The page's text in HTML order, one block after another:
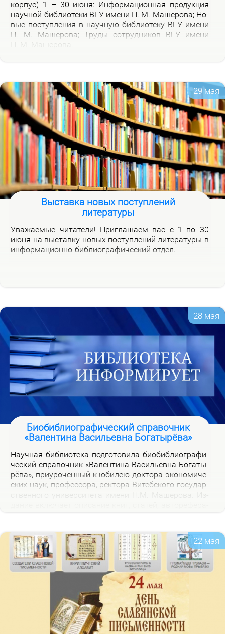
кор­пус) 1 – 30 июня: Ин­фор­ма­ци­он­ная про­дук­ция
на­уч­ной биб­лио­те­ки ВГУ име­ни П. М. Ма­ше­ро­ва; Но­
вые по­ступ­ле­ния в на­уч­ную биб­лио­те­ку ВГУ име­ни
П. М. Ма­ше­ро­ва; Тру­ды со­труд­ни­ков ВГУ име­ни
29 мая
Выставка новых поступлений
литературы
Ува­жа­е­мые чи­та­те­ли! При­гла­ша­ем вас с 1 по 30
июня на вы­став­ку но­вых по­ступ­ле­ний ли­те­ра­ту­ры в
ин­фор­ма­ци­он­но-биб­лио­гра­фи­че­ский от­дел.
28 мая
Биобиблиографический справочник
«Валентина Васильевна Богатырёва»
На­уч­ная биб­лио­те­ка под­го­то­ви­ла био­биб­лио­гра­фи­
че­ский спра­воч­ник «Ва­лен­ти­на Ва­си­льев­на Бо­га­ты­
рё­ва», при­уро­чен­ный к юби­лею док­то­ра эко­но­ми­че­
ских на­ук, про­фес­со­ра, рек­то­ра Ви­теб­ско­го го­судар­
22 мая